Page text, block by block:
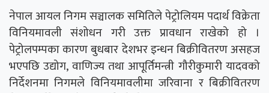
नेपाल आयल निगम सञ्चालक समितिले पेट्रोलियम पदार्थ विक्रेता
विनियमावली संशोधन गरी उक्त प्रावधान राखेको हो ।
पेट्रोलपम्पका कारण बुधबार देशभर इन्धन बिक्रीवितरण असहज
भएपछि उद्योग, वाणिज्य तथा आपूर्तिमन्त्री गौरीकुमारी यादवको
निर्देशनमा निगमले विनियमावलीमा जरिवाना र बिक्रीवितरण